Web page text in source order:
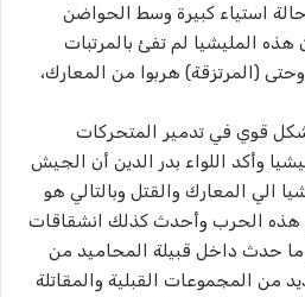
استياء كبيرة وسط الحواضن
هذه المليشيا لم تفئ بالمرتبات
(المرتزقة) هربوا من المعارك،
قوي في تدمير المتحركات
وأكد اللواء بدر الدين أن الجيش
الي المعارك والقتل وبالتالي هو
هذه الحرب وأحدث كذلك انشقاقات
ما حدث داخل قبيلة المحاميد من
من المجموعات القبلية والمقاتلة